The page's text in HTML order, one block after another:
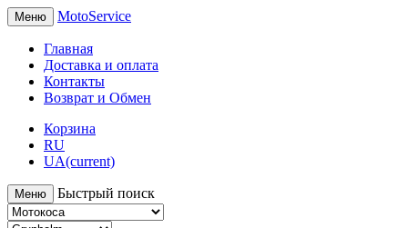
Меню MotoService
Главная
Доставка и оплата
Контакты
Возврат и Обмен
Корзина
RU
UA(current)
Меню Быстрый поиск